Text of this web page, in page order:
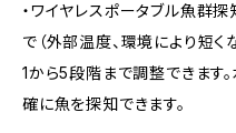
・ワイヤレスポータブル魚群
で（外部温度、環境により短く
1から5段階まで調整できます
確に魚を探知できます。